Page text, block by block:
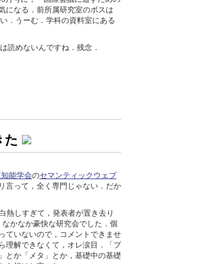
になる．前所属研究室のボスは
．うーむ．学科の資料室にある
読めないんですね．残念．
た
知能学会のセマンティックウェブ
言って，全く専門じゃない．だか
熱しすぎて，発表者が置き去り
かなか豪快な研究会でした．個
ていないので，コメントできませ
理解できなくて，オレ涙目．「プ
とか「メタ」とか，基礎中の基礎